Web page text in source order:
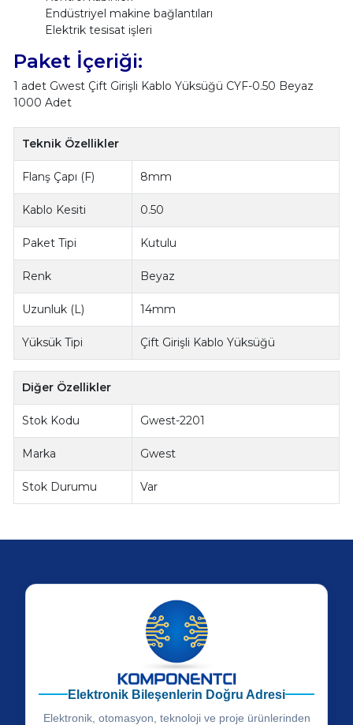
Endüstriyel makine bağlantıları
Elektrik tesisat işleri
Paket İçeriği:
1 adet Gwest Çift Girişli Kablo Yüksüğü CYF-0.50 Beyaz
1000 Adet
Teknik Özellikler
Flanş Çapı (F) 8mm
Kablo Kesiti 0.50
Paket Tipi Kutulu
Renk Beyaz
Uzunluk (L) 14mm
Yüksük Tipi Çift Girişli Kablo Yüksüğü
Diğer Özellikler
Stok Kodu Gwest-2201
Marka Gwest
Stok Durumu Var
Elektronik Bileşenlerin Doğru Adresi
Elektronik, otomasyon, teknoloji ve proje ürünlerinden